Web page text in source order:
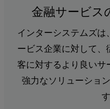
金融サービス
インターシステムズ
ービス企業に対して
客に対するより良いサ
強力なソリューショ
す